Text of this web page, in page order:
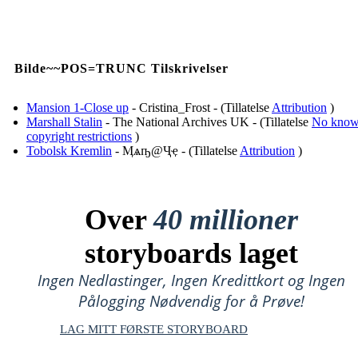
Bilde~~POS=TRUNC Tilskrivelser
Mansion 1-Close up - Cristina_Frost - (Tillatelse Attribution )
Marshall Stalin - The National Archives UK - (Tillatelse No
copyright restrictions )
Tobolsk Kremlin - Ӎѧҧ@Ҷҿ - (Tillatelse Attribution )
Over40 millioner
storyboards laget
Ingen Nedlastinger, Ingen Kredittkort og Ingen
Pålogging Nødvendig for å Prøve!
LAG MITT FØRSTE STORYBOARD